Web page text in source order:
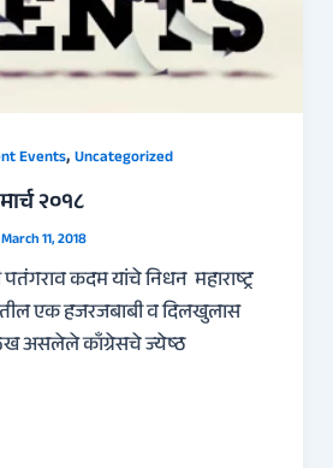
Events,Uncategorized
२०१८
March 11, 2018
पतंगराव कदम यांचे निधन महाराष्ट्र
एक हजरजबाबी व दिलखुलास
असलेले काँग्रेसचे ज्येष्ठ